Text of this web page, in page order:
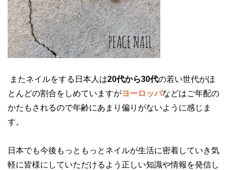
またネイルをする日本人は20代から30代の若い世代がほ
とんどの割合をしめていますがヨーロッパなどはご年配の
かたもされるので年齢にあまり偏りがないように感じま
す。
日本でも今後もっともっとネイルが生活に密着していき気
軽に皆様にしていただけるよう正しい知識や情報を発信し